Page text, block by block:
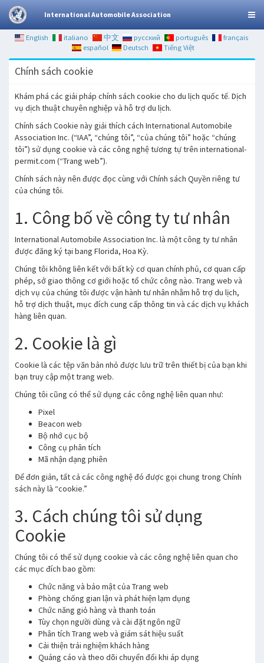
International Automobile Association
English italiano 中文 русский português
français
español
Deutsch Tiếng Việt
Chính sách cookie
Khám phá các giải pháp chính sách cookie cho du lịch quốc tế. Dịch
vụ dịch thuật chuyên nghiệp và hỗ trợ du lịch.
Chính sách Cookie này giải thích cách International Automobile
Association Inc. (“IAA”, “chúng tôi”, “của chúng tôi” hoặc “chúng
tôi”) sử dụng cookie và các công nghệ tương tự trên international-
permit.com (“Trang web”).
Chính sách này nên được đọc cùng với Chính sách Quyền riêng tư
của chúng tôi.
1. Công bố về công ty tư nhân
International Automobile Association Inc. là một công ty tư nhân
được đăng ký tại bang Florida, Hoa Kỳ.
Chúng tôi không liên kết với bất kỳ cơ quan chính phủ, cơ quan cấp
phép, sở giao thông cơ giới hoặc tổ chức công nào. Trang web và
dịch vụ của chúng tôi được vận hành tư nhân nhằm hỗ trợ du lịch,
hỗ trợ dịch thuật, mục đích cung cấp thông tin và các dịch vụ khách
hàng liên quan.
2. Cookie là gì
Cookie là các tệp văn bản nhỏ được lưu trữ trên thiết bị của bạn khi
bạn truy cập một trang web.
Chúng tôi cũng có thể sử dụng các công nghệ liên quan như:
Pixel
Beacon web
Bộ nhớ cục bộ
Công cụ phân tích
Mã nhận dạng phiên
Để đơn giản, tất cả các công nghệ đó được gọi chung trong Chính
sách này là “cookie.”
3. Cách chúng tôi sử dụng
Cookie
Chúng tôi có thể sử dụng cookie và các công nghệ liên quan cho
các mục đích bao gồm:
Chức năng và bảo mật của Trang web
Phòng chống gian lận và phát hiện lạm dụng
Chức năng giỏ hàng và thanh toán
Tùy chọn người dùng và cài đặt ngôn ngữ
Phân tích Trang web và giám sát hiệu suất
Cải thiện trải nghiệm khách hàng
Quảng cáo và theo dõi chuyển đổi khi áp dụng